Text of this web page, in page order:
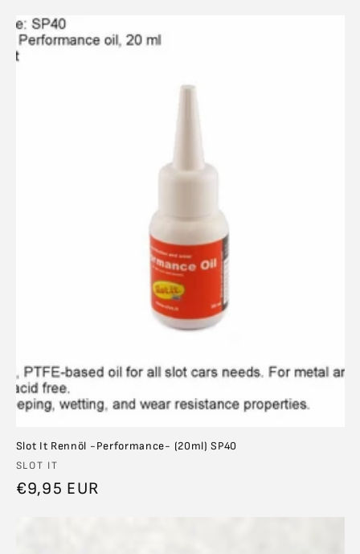
Slot It Rennöl -Performance- (20ml) SP40
Anbieter:
SLOT IT
Normaler
€9,95 EUR